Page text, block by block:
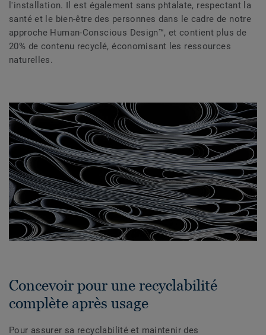
l'installation. Il est également sans phtalate, respectant la
santé et le bien-être des personnes dans le cadre de notre
approche Human-Conscious Design™, et contient plus de
20% de contenu recyclé, économisant les ressources
naturelles.
Concevoir pour une recyclabilité
complète après usage
Pour assurer sa recyclabilité et maintenir des